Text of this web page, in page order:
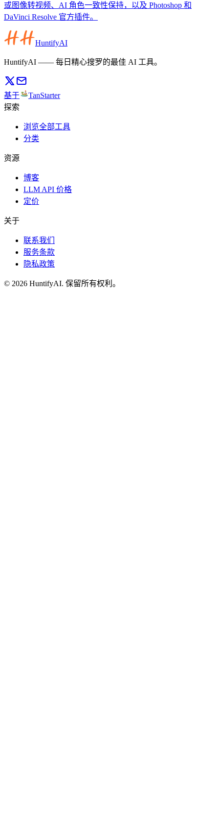
或图像转视频、AI 角色一致性保持，以及 Photoshop 和
DaVinci Resolve 官方插件。
HuntifyAI
HuntifyAI —— 每日精心搜罗的最佳 AI 工具。
基于
TanStarter
探索
浏览全部工具
分类
资源
博客
LLM API 价格
定价
关于
联系我们
服务条款
隐私政策
© 2026 HuntifyAI. 保留所有权利。